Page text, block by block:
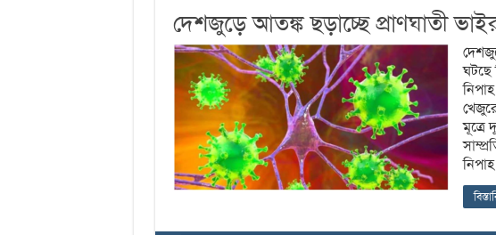
দেশজুড়ে আতঙ্ক ছড়াচ্ছে প্রাণঘাতী
ঘটছে
মূত্রে